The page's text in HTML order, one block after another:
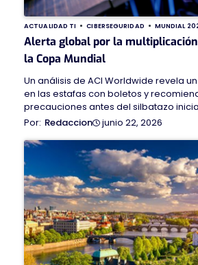
ACTUALIDAD TI CIBERSEGURIDAD MUNDIAL
Alerta global por la
la Copa Mundial
Un análisis de ACI Worldwide revela
en las estafas con boletos y
precauciones antes del silbatazo
Redaccion
junio 22, 2026